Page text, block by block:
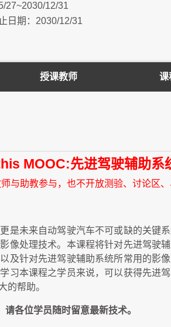
27~2030/12/31
日期：2030/12/31
授课教师 课
MOOC:先进驾驶辅助系
与助教参与，也不开放测验、讨论区、
是未来自动驾驶汽车不可或缺的关键
像处理技术。本课程将针对先进驾驶
及针对先进驾驶辅助系统所常用的影
习本课程之学员来说，可以获得先进
的帮助。
各位学员随时留意最新技术。